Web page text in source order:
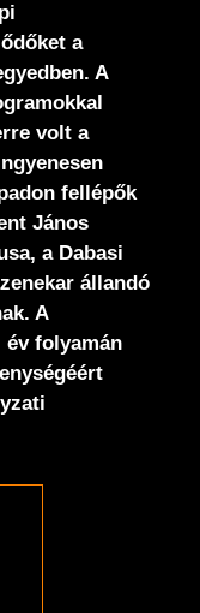
a
A
volt a
fellépők
János
a Dabasi
állandó
A
év folyamán